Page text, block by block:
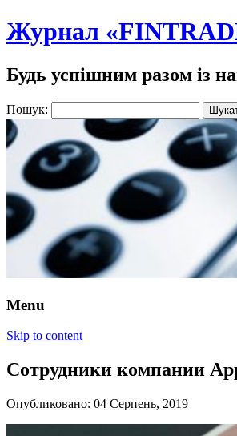
Журнал
Будь успішним разом із
Пошук:
Menu
Skip to content
Сотрудники компании
Опубликовано: 04 Серпень, 2019